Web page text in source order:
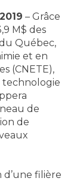
– Grâce
M$ des
Québec,
et en
(CNETE),
de
de
filière